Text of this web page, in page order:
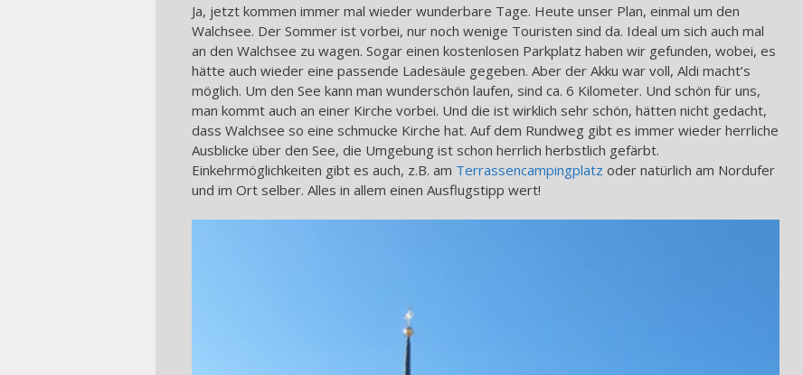
Ja, jetzt kommen immer mal wieder wunderbare Tage. Heute unser Plan, einmal um den
Walchsee. Der Sommer ist vorbei, nur noch wenige Touristen sind da. Ideal um sich auch mal
an den Walchsee zu wagen. Sogar einen kostenlosen Parkplatz haben wir gefunden, wobei, es
hätte auch wieder eine passende Ladesäule gegeben. Aber der Akku war voll, Aldi macht’s
möglich. Um den See kann man wunderschön laufen, sind ca. 6 Kilometer. Und schön für uns,
man kommt auch an einer Kirche vorbei. Und die ist wirklich sehr schön, hätten nicht gedacht,
dass Walchsee so eine schmucke Kirche hat. Auf dem Rundweg gibt es immer wieder herrliche
Ausblicke über den See, die Umgebung ist schon herrlich herbstlich gefärbt.
Einkehrmöglichkeiten gibt es auch, z.B. am Terrassencampingplatz oder natürlich am Nordufer
und im Ort selber. Alles in allem einen Ausflugstipp wert!